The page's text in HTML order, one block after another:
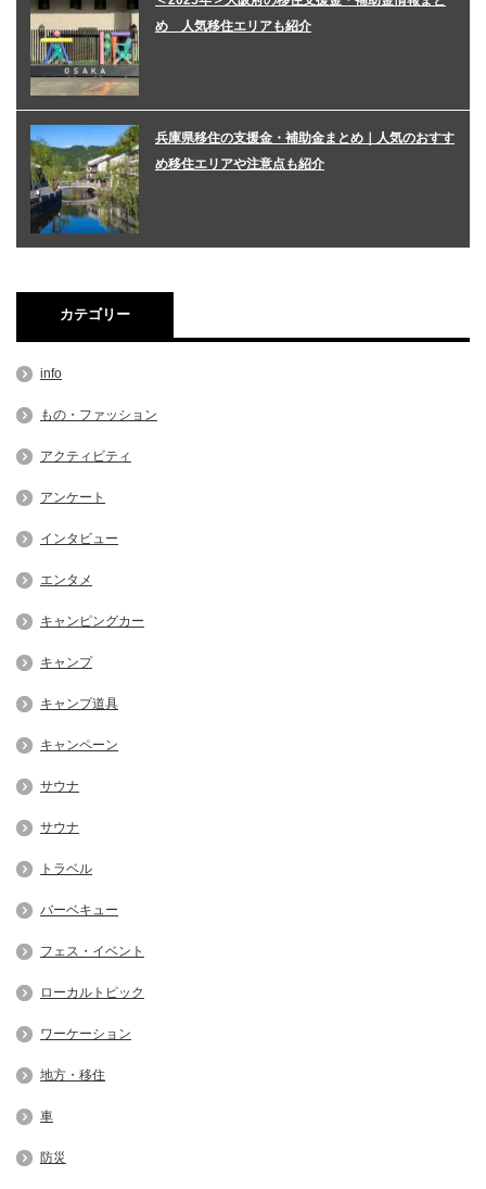
め 人気移住エリアも紹介
兵庫県移住の支援金・補助金まとめ｜人気のおすす
め移住エリアや注意点も紹介
カテゴリー
info
もの・ファッション
アクティビティ
アンケート
インタビュー
エンタメ
キャンピングカー
キャンプ
キャンプ道具
キャンペーン
サウナ
サウナ
トラベル
バーベキュー
フェス・イベント
ローカルトピック
ワーケーション
地方・移住
車
防災